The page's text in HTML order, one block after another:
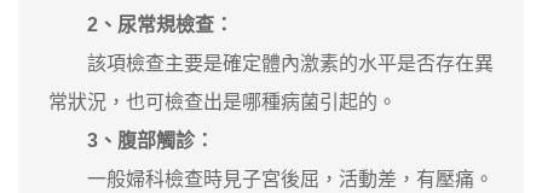
2、尿常規檢查：
該項檢查主要是確定體內激素的水平是否存在異
常狀況，也可檢查出是哪種病菌引起的。
3、腹部觸診：
一般婦科檢查時見子宮後屈，活動差，有壓痛。